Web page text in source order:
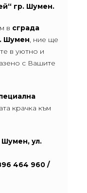
гр. Шумен.
в сграда
Шумен, ние ще
в уютно и
с Вашите
крачка към
Шумен, ул.
464 960 /